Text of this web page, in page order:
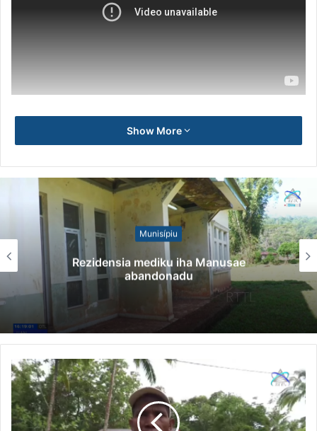
Show More
Munisípiu
Rezidensia mediku iha Manusae
abandonadu